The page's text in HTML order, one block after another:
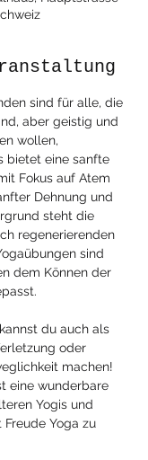
sind für alle, die
aber geistig und
wollen,
bietet eine sanfte
Fokus auf Atem
Dehnung und
steht die
regenerierenden
sind
dem Können der
du auch als
oder
machen!
eine wunderbare
Yogis und
Yoga zu